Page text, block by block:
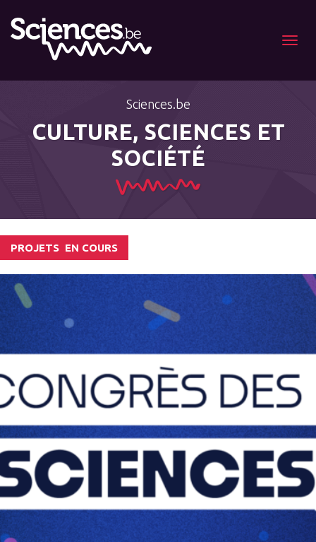
Menu
Sciences.be
CULTURE, SCIENCES ET
SOCIÉTÉ
PROJETS EN COURS